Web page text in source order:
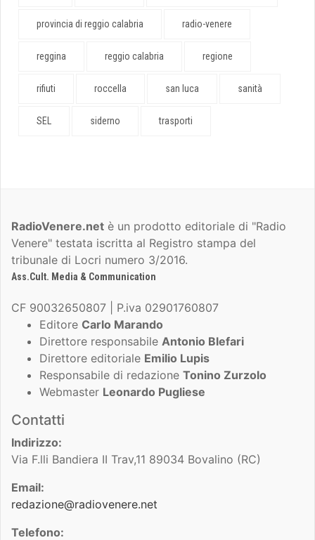
provincia di reggio calabria radio-venere
reggina reggio calabria regione
rifiuti roccella san luca sanità
SEL siderno trasporti
RadioVenere.net è un prodotto editoriale di "Radio
Venere" testata iscritta al Registro stampa del
tribunale di Locri numero 3/2016.
Ass.Cult. Media & Communication
CF 90032650807 | P.iva 02901760807
Editore Carlo Marando
Direttore responsabile Antonio Blefari
Direttore editoriale Emilio Lupis
Responsabile di redazione Tonino Zurzolo
Webmaster Leonardo Pugliese
Contatti
Indirizzo:
Via F.lli Bandiera II Trav,11 89034 Bovalino (RC)
Email:
redazione@radiovenere.net
Telefono: